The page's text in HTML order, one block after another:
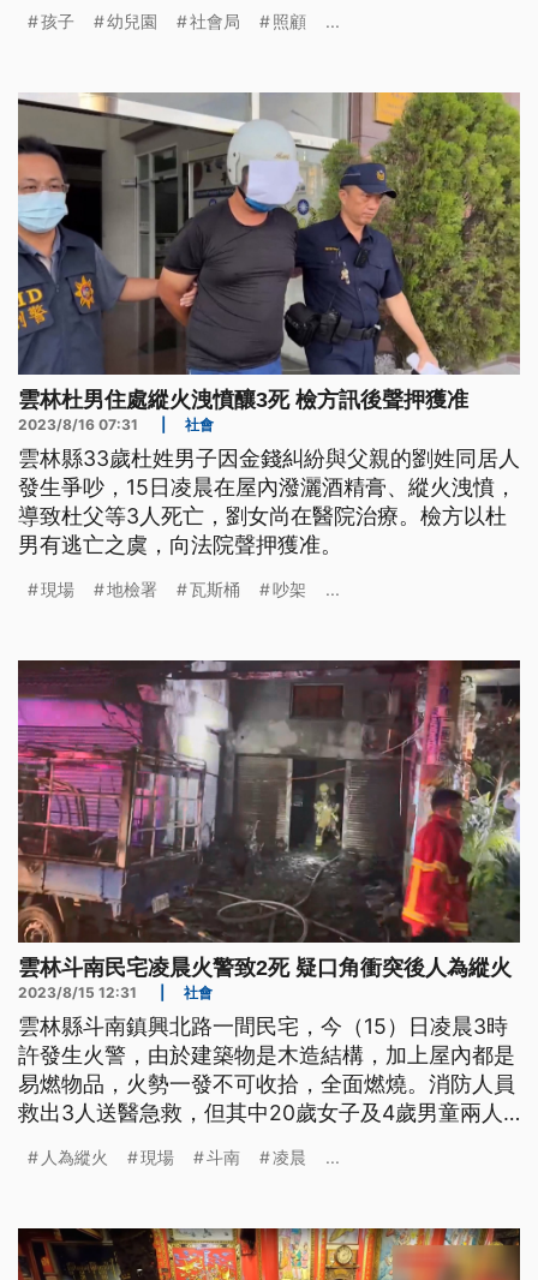
性親職教育，提升這對家長的照顧、保護功能。
孩子 幼兒園 社會局 照顧 ...
雲林杜男住處縱火洩憤釀3死 檢方訊後聲押獲准
2023/8/16 07:31 社會
雲林縣33歲杜姓男子因金錢糾紛與父親的劉姓同居人
發生爭吵，15日凌晨在屋內潑灑酒精膏、縱火洩憤，
導致杜父等3人死亡，劉女尚在醫院治療。檢方以杜
男有逃亡之虞，向法院聲押獲准。
現場 地檢署 瓦斯桶 吵架 ...
雲林斗南民宅凌晨火警致2死 疑口角衝突後人為縱火
2023/8/15 12:31 社會
雲林縣斗南鎮興北路一間民宅，今（15）日凌晨3時
許發生火警，由於建築物是木造結構，加上屋內都是
易燃物品，火勢一發不可收拾，全面燃燒。消防人員
救出3人送醫急救，但其中20歲女子及4歲男童兩人
傷者兒子已被逮捕，全案正進一步調查中。
人為縱火 現場 斗南 凌晨 ...